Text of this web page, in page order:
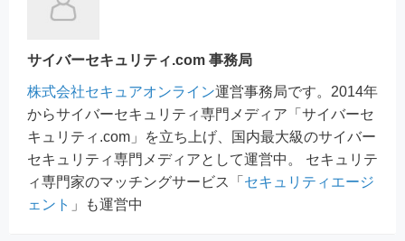
サイバーセキュリティ.com 事務局
株式会社セキュアオンライン運営事務局です。2014年
からサイバーセキュリティ専門メディア「サイバーセ
キュリティ.com」を立ち上げ、国内最大級のサイバー
セキュリティ専門メディアとして運営中。 セキュリテ
ィ専門家のマッチングサービス「 セキュリティエージ
ェント 」も運営中